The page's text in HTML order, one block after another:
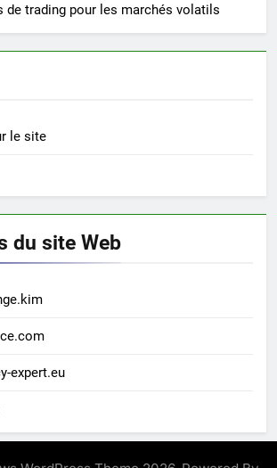
de trading pour les marchés volatils
le site
du site Web
expert.eu